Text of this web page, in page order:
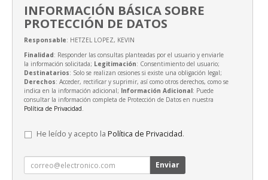
INFORMACIÓN BÁSICA SOBRE
PROTECCIÓN DE DATOS
Responsable: HETZEL LOPEZ, KEVIN
Finalidad: Responder las consultas planteadas por el usuario y enviarle
la información solicitada; Legitimación: Consentimiento del usuario;
Destinatarios: Solo se realizan cesiones si existe una obligación legal;
Derechos: Acceder, rectificar y suprimir, así como otros derechos, como se
indica en la información adicional; Información Adicional: Puede
consultar la información completa de Protección de Datos en nuestra
Política de Privacidad.
He leído y acepto la Política de Privacidad.
Enviar